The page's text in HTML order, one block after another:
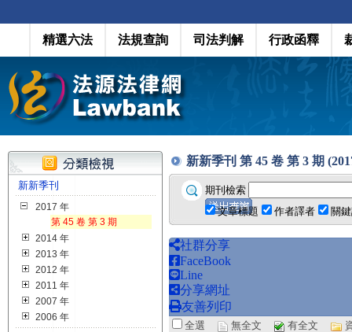
精選六法 法規查詢 司法判解 行政函釋
新新季刊
2017 年
第 45 卷 第 3 期
2014 年
2013 年
2012 年
2011 年
2007 年
2006 年
新新季刊 第 45 卷 第 3 期
期刊檢索
文章標題
作者譯者 關
社群分享
FaceBook
Line
分享網址
友善列印
全選 無全文 有全文